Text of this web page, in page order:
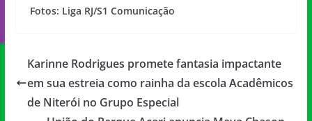
Fotos: Liga RJ/S1 Comunicação
Karinne Rodrigues promete fantasia impactante
em sua estreia como rainha da escola Acadêmicos
de Niterói no Grupo Especial